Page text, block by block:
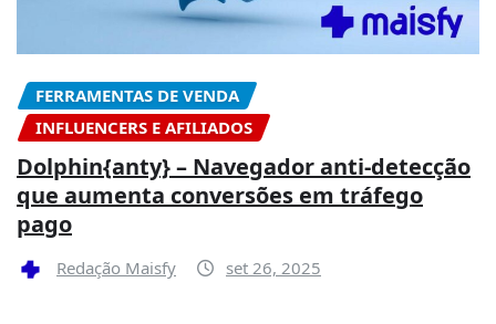
FERRAMENTAS DE VENDA
INFLUENCERS E AFILIADOS
Dolphin{anty} – Navegador anti-detecção
que aumenta conversões em tráfego
pago
Redação Maisfy set 26, 2025